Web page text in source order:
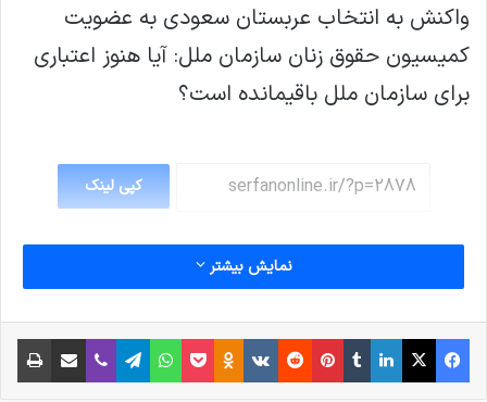
واکنش به انتخاب عربستان سعودی به عضویت
کمیسیون حقوق زنان سازمان ملل: آیا هنوز اعتباری
برای سازمان ملل باقیمانده است؟
کپی لینک
نمایش بیشتر
فیس بوک X لینکدین
‫تامبلر‫پین‌ترست
‫رددیت‫VKontakte
‫Odnoklassniki
پاکتواتس آپ تلگراموایبر اشتراک گذاری از طریق ایمیل